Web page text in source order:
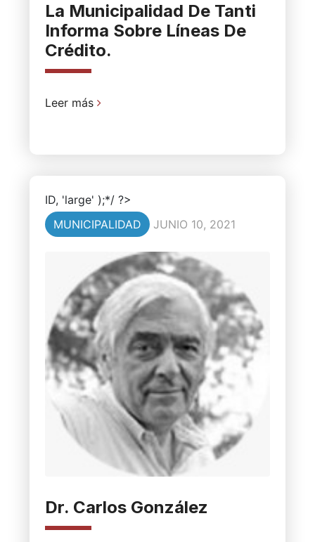
La Municipalidad De Tanti
Informa Sobre Líneas De
Crédito.
Leer más
ID, 'large' );*/ ?>
MUNICIPALIDAD
JUNIO 10, 2021
Dr. Carlos González